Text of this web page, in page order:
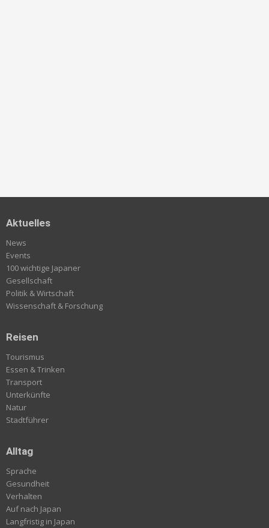
Aktuelles
News
Events
100 wichtige Japaner
Gesellschaft
Politik & Wirtschaft
Wissenschaft & Forschung
Reisen
Tourismus
Essen & Trinken
Transport
Unterkünfte
Natur
Stadtführer
Alltag
Sprache
Gesundheit
Verhalten
Auf nach Japan
Langfristig in Japan